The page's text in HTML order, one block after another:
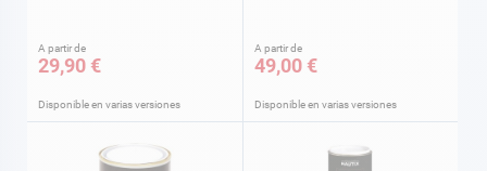
A partir de
29,90 €
Disponible en varias versiones
A partir de
49,00 €
Disponible en varias versiones